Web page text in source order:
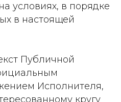
условиях, в порядке
в настоящей
Публичной
Исполнителя,
кругу